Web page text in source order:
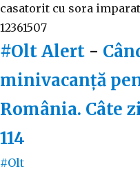
casatorit cu sora
12361507
#Olt Alert -
minivacanță
România. Câte
114
#Olt